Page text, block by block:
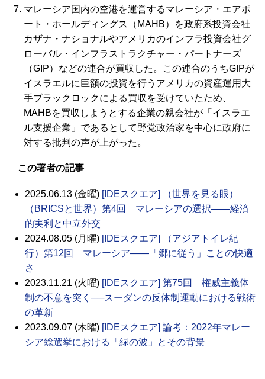
マレーシア国内の空港を運営するマレーシア・エアポ
ート・ホールディングス（ MAHB）を政府系投資会社
カザナ・ナショナルやアメリカのインフラ投資会社グ
ローバル・インフラストラクチャー・パートナーズ
（GIP）などの連合が買収した。この連合のうちGIPが
イスラエルに巨額の投資を行うアメリカの資産運用大
手ブラックロックによる買収を受けていたため、
MAHBを買収しようとする企業の親会社が「イスラエ
ル支援企業」であるとして野党政治家を中心に政府に
対する批判の声が上がった。
この著者の記事
2025.06.13 (金曜) [IDEスクエア] （世界を見る眼）
（BRICSと世界）第4回 マレーシアの選択――経済
的実利と中立外交
2024.08.05 (月曜) [IDEスクエア] （アジアトイレ紀
行）第12回 マレーシア――「郷に従う」ことの快適
さ
2023.11.21 (火曜) [IDEスクエア] 第75回 権威主義体
制の不意を突く──スーダンの反体制運動における戦術
の革新
2023.09.07 (木曜) [IDEスクエア] 論考：2022年マレー
シア総選挙における「緑の波」とその背景